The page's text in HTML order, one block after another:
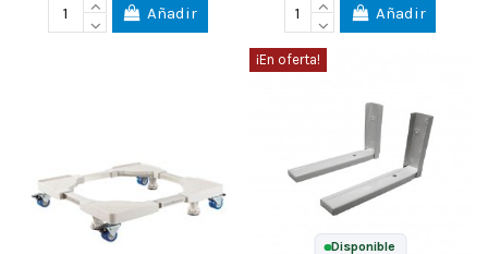
Añadir Añadir
¡En oferta!
Disponible